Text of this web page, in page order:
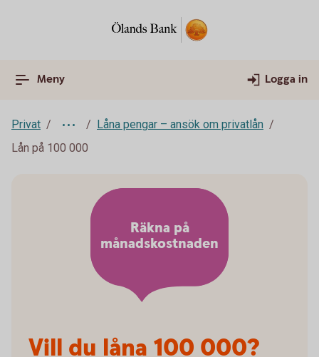
Meny Logga in
Privat
Låna pengar – ansök om privatlån
Lån på 100 000
Vill du låna­­ 100 000?
Räkna på
månadskostnaden